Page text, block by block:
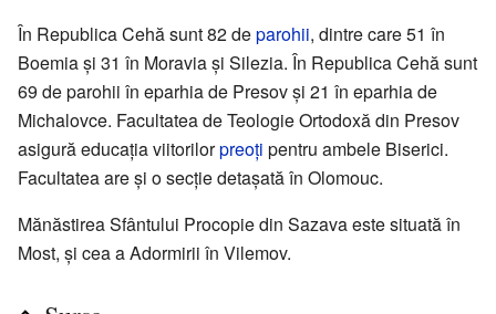
În Republica Cehă sunt 82 deparohii, dintre care 51 în
Boemia și 31 în Moravia și Silezia. În Republica Cehă sunt
69 de parohii în eparhia de Presov și 21 în eparhia de
Michalovce. Facultatea de Teologie Ortodoxă din Presov
asigură educația viitorilorpreoți pentru ambele Biserici.
Facultatea are și o secție detașată în Olomouc.
Mănăstirea Sfântului Procopie din Sazava este situată în
Most, și cea a Adormirii în Vilemov.